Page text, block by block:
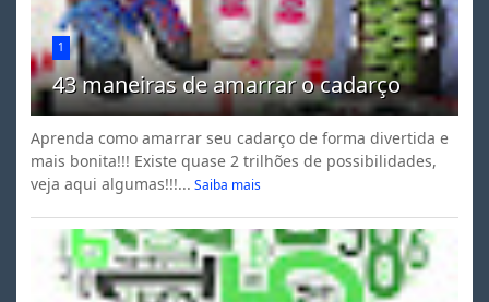
1
43 maneiras de amarrar o cadarço
Aprenda como amarrar seu cadarço de forma divertida e
mais bonita!!! Existe quase 2 trilhões de possibilidades,
veja aqui algumas!!!... Saiba mais